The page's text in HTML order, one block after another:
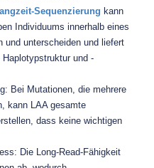
Sequenzierung kann
Individuums innerhalb eines
und unterscheiden und liefert
und -
Bei Mutationen, die mehrere
kann LAA gesamte
dass keine wichtigen
Die Long-Read-Fähigkeit